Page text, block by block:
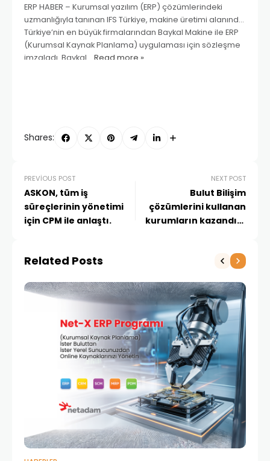
ERP HABER – Kurumsal yazılım (ERP) çözümlerindeki
uzmanlığıyla tanınan IFS Türkiye, makine üretimi alanında
Türkiye’nin en büyük firmalarından Baykal Makine ile ERP
(Kurumsal Kaynak Planlama) uygulaması için sözleşme
imzaladı. Baykal… Read more »
Shares:
PREVIOUS POST
ASKON, tüm iş
süreçlerinin yönetimi
için CPM ile anlaştı.
NEXT POST
Bulut Bilişim
çözümlerini kullanan
kurumların kazandığı
Related Posts